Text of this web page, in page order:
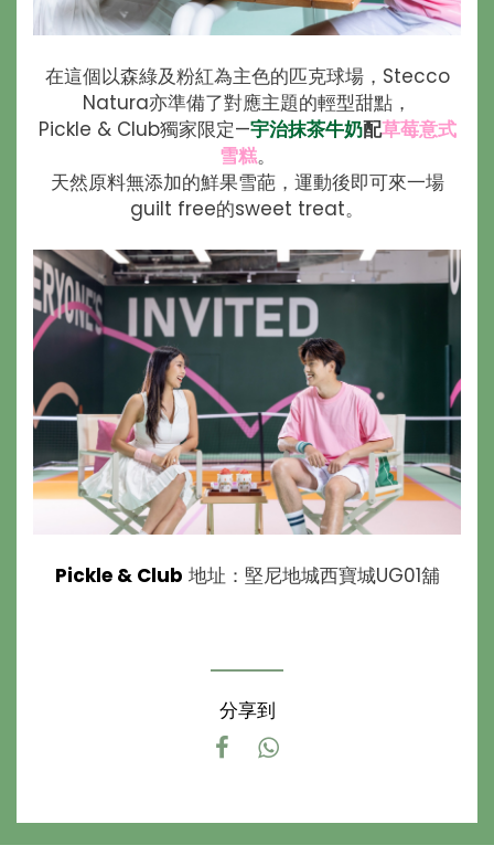
在這個以森綠及粉紅為主色的匹克球場，Stecco
Natura亦準備了對應主題的輕型甜點，
Pickle & Club獨家限定—宇治抹茶牛奶配草莓意式
雪糕。
天然原料無添加的鮮果雪葩，運動後即可來一場
guilt free的sweet treat。
Pickle & Club 地址：堅尼地城西寶城UG01舖
分享到